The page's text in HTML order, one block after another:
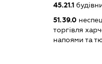
45.21.1
51.39.0
торгівля
напоями та